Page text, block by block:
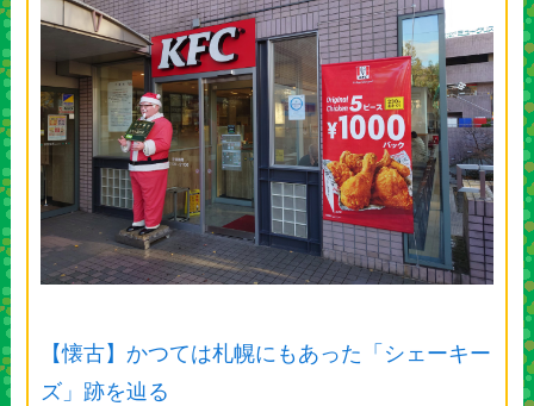
【懐古】かつては札幌にもあった「シェーキー
ズ」跡を辿る